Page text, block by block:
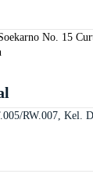
No. 15
RW.007, Kel.